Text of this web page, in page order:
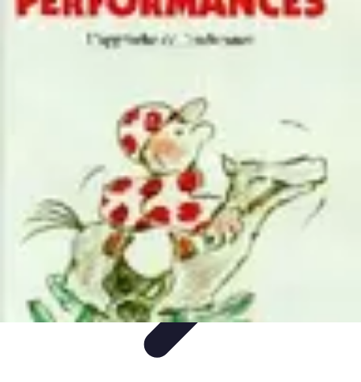
Conseil Banque
Prêts et Crédits
Crédits et Emprunts Frais et Tarifs
Crédits et Financements